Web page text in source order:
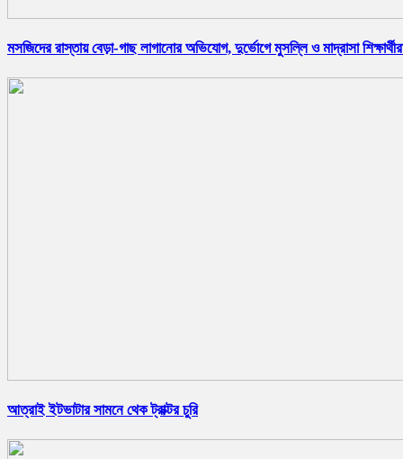
মসজিদের রাস্তায় বেড়া-গাছ লাগানোর অভিযোগ, দুর্ভোগে মুসল্লি ও মাদ্রাসা
আত্রাই ইটভাটার সামনে থেক ট্রাক্টর চুরি